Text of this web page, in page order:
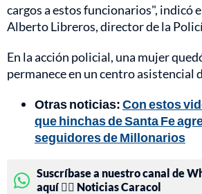
cargos a estos funcionarios", indicó
Alberto Libreros, director de la
En la acción policial, una mujer
permanece en un centro asistencial
Otras noticias:Con estos
que hinchas de Santa Fe
seguidores de Millonarios
Suscríbase a nuestro canal de
aquí 👉🏻 Noticias Caracol